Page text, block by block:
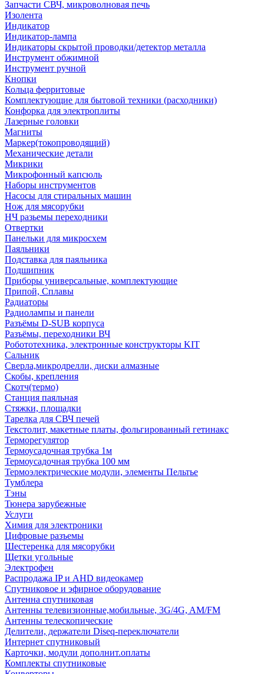
Запчасти СВЧ, микроволновая печь
Изолента
Индикатор
Индикатор-лампа
Индикаторы скрытой проводки/детектор металла
Инструмент обжимной
Инструмент ручной
Кнопки
Кольца ферритовые
Комплектующие для бытовой техники (расходники)
Конфорка для электроплиты
Лазерные головки
Магниты
Маркер(токопроводящий)
Механические детали
Микрики
Микрофонный капсюль
Наборы инструментов
Насосы для стиральных машин
Нож для мясорубки
НЧ разьемы переходники
Отвертки
Панельки для микросхем
Паяльники
Подставка для паяльника
Подшипник
Приборы универсальные, комплектующие
Припой, Сплавы
Радиаторы
Радиолампы и панели
Разъёмы D-SUB корпуса
Разъёмы, переходники ВЧ
Робототехника, электронные конструкторы KIT
Сальник
Сверла,микродрелли, диски алмазные
Скобы, крепления
Скотч(термо)
Станция паяльная
Стяжки, площадки
Тарелка для СВЧ печей
Текстолит, макетные платы, фольгированный гетинакс
Терморегулятор
Термоусадочная трубка 1м
Термоусадочная трубка 100 мм
Термоэлектрические модули, элементы Пельтье
Тумблера
Тэны
Тюнера зарубежные
Услуги
Химия для электроники
Цифровые разъемы
Шестеренка для мясорубки
Щетки угольные
Электрофен
Распродажа IP и AHD видеокамер
Спутниковое и эфирное оборудование
Антенна спутниковая
Антенны телевизионные,мобильные, 3G/4G, AM/FM
Антенны телескопические
Делители, держатели Diseq-переключатели
Интернет спутниковый
Карточки, модули дополнит.оплаты
Комплекты спутниковые